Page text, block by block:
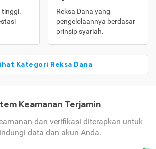
tinggi.
Reksa Dana yang
pengelolaannya berdasar
prinsip syariah.
Kategori Reksa Dana
Keamanan Terjamin
dan verifikasi diterapkan untuk
data dan akun Anda.